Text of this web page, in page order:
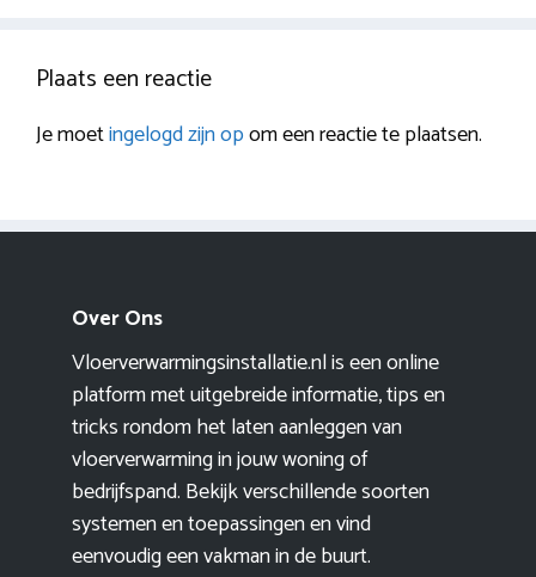
Plaats een reactie
Je moetingelogd zijn opom een reactie te plaatsen.
Over Ons
Vloerverwarmingsinstallatie.nl is een online
platform met uitgebreide informatie, tips en
tricks rondom het laten aanleggen van
vloerverwarming in jouw woning of
bedrijfspand. Bekijk verschillende soorten
systemen en toepassingen en vind
eenvoudig een vakman in de buurt.